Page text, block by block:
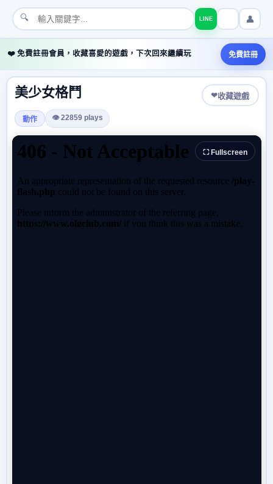
🔍 LINE 👤
❤️ 免費註冊會員，收藏喜愛的遊戲，下次回來繼續玩 免費註冊
美少女格鬥 ❤收藏遊戲
動作 👁 22859 plays
⛶ Fullscreen